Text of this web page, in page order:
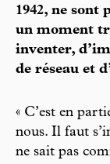
1942, ne sont
un moment
inventer,
de réseau et
« C’est en
nous. Il faut
ne sait pas